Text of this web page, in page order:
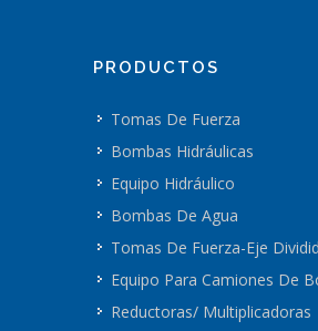
PRODUCTOS
Tomas De Fuerza
Bombas Hidráulicas
Equipo Hidráulico
Bombas De Agua
Tomas De Fuerza-Eje
Equipo Para Camiones De
Reductoras/ Multiplicadoras